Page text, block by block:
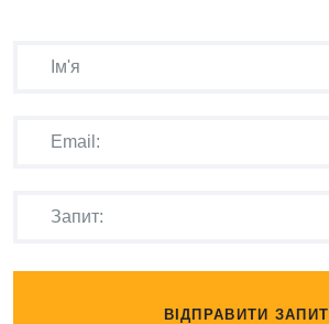
ВІДПРАВИТИ ЗАПИТ